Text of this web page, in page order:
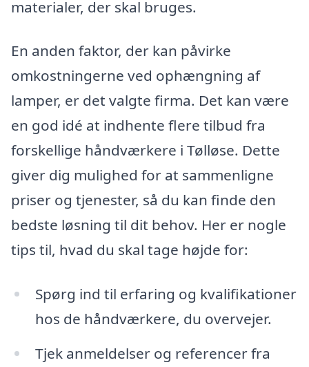
materialer, der skal bruges.
En anden faktor, der kan påvirke
omkostningerne ved ophængning af
lamper, er det valgte firma. Det kan være
en god idé at indhente flere tilbud fra
forskellige håndværkere i Tølløse. Dette
giver dig mulighed for at sammenligne
priser og tjenester, så du kan finde den
bedste løsning til dit behov. Her er nogle
tips til, hvad du skal tage højde for:
Spørg ind til erfaring og kvalifikationer
hos de håndværkere, du overvejer.
Tjek anmeldelser og referencer fra